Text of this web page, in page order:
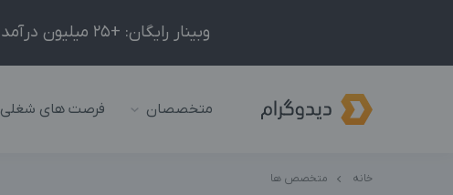
وبینار رایگان: +25 میلیون درآمد در ماه با ادمینیِ شبکه‌های اجتماعی داخلی و خارجی!
متخصصان فرصت های شغلی
خانه متخصص ها